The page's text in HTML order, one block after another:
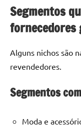
Segmentos
Alguns nichos são
revendedores.
Segmentos
Moda e